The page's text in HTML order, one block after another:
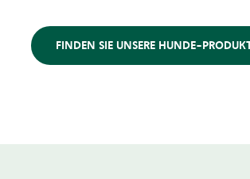
FINDEN SIE UNSERE HUNDE-